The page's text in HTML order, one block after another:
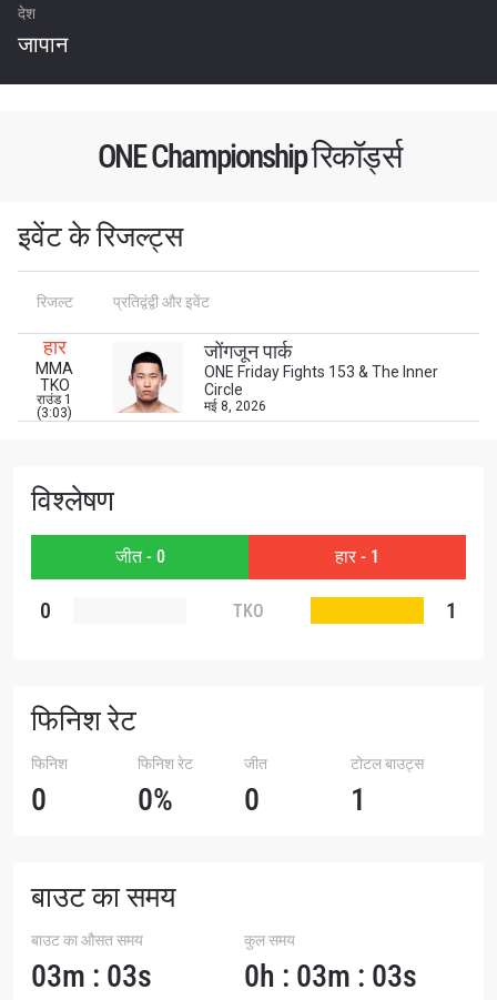
देश
जापान
ONE Championship रिकॉर्ड्स
इवेंट के रिजल्ट्स
रिजल्ट प्रतिद्वंद्वी और इवेंट
हार
MMA
TKO
राउंड 1
(3:03)
जोंगजून पार्क
ONE Friday Fights 153 & The Inner
Circle
मई 8, 2026
विश्लेषण
जीत - 0 हार - 1
0 TKO 1
फिनिश रेट
फिनिश
0
फिनिश रेट
0%
जीत
0
टोटल बाउट्स
1
बाउट का समय
बाउट का औसत समय
03m : 03s
कुल समय
0h : 03m : 03s
प्रतिद्वंद्वी
हाइलाइट्स देखें
STAY IN THE KNOW
Take ONE Championship wherever you go! Sign up now
to gain access to latest news, unlock special offers
and get first access to the best seats to our live
events.
ईमेल
नाम
सदस्यता लें
By submitting this form, you are agreeing to our